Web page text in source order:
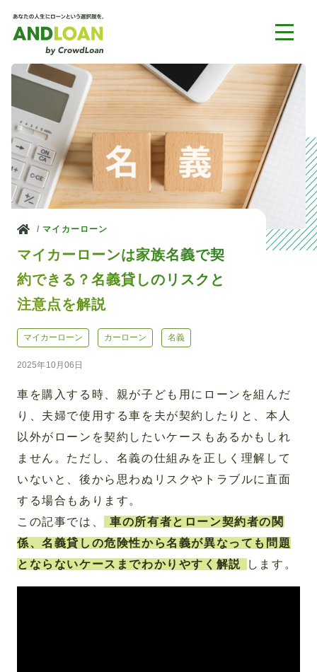
ホーム
マイカーローン
マイカーローンは家族名義で契
約できる？名義貸しのリスクと
注意点を解説
マイカーローン カーローン 名義
2025年10月06日
車を購入する時、親が子ども用にローンを組んだ
り、夫婦で使用する車を夫が契約したりと、本人
以外がローンを契約したいケースもあるかもしれ
ません。ただし、名義の仕組みを正しく理解して
いないと、後から思わぬリスクやトラブルに直面
する場合もあります。
この記事では、
車の所有者とローン契約者の関
係、名義貸しの危険性から名義が異なっても問題
とならないケースまでわかりやすく解説
します。